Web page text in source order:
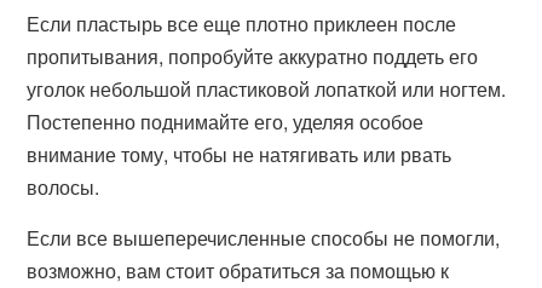
Если пластырь все еще плотно приклеен после
пропитывания, попробуйте аккуратно поддеть его
уголок небольшой пластиковой лопаткой или ногтем.
Постепенно поднимайте его, уделяя особое
внимание тому, чтобы не натягивать или рвать
волосы.
Если все вышеперечисленные способы не помогли,
возможно, вам стоит обратиться за помощью к